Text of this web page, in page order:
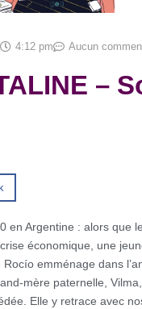
4:12 pm Aucun
–
en Argentine : alors que
économique, une
emménage dans
mère paternelle, Vilma,
Elle y retrace avec